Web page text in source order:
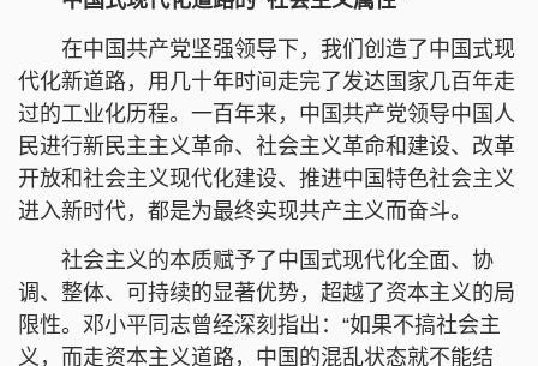
在中国共产党坚强领导下，我们创造了中国式现
代化新道路，用几十年时间走完了发达国家几百年走
过的工业化历程。一百年来，中国共产党领导中国人
民进行新民主主义革命、社会主义革命和建设、改革
开放和社会主义现代化建设、推进中国特色社会主义
进入新时代，都是为最终实现共产主义而奋斗。
社会主义的本质赋予了中国式现代化全面、协
调、整体、可持续的显著优势，超越了资本主义的局
限性。邓小平同志曾经深刻指出：“如果不搞社会主
义，而走资本主义道路，中国的混乱状态就不能结